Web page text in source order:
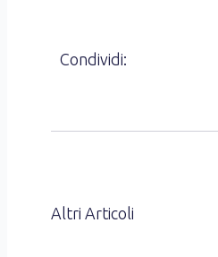
Condividi:
Altri Articoli